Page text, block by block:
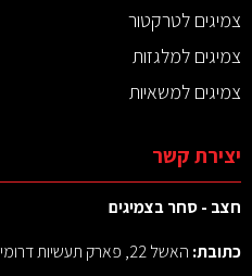
צמיגים לטרקטור
צמיגים למלגזות
צמיגים למשאיות
יצירת קשר
חצב - סחר בצמיגים
כתובת: האשל 22, פארק תעשיות דרומי קיסריה